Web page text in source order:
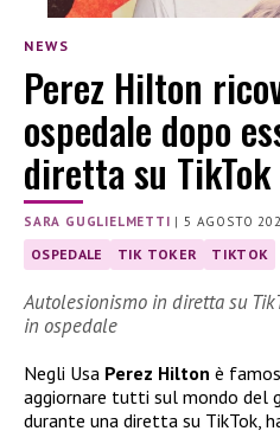
NEWS
Perez Hilton
ospedale dopo
diretta su TikTok
SARA GUGLIELMETTI |5 AGOSTO
OSPEDALE TIK TOKER TIKTOK
Autolesionismo in diretta su
in ospedale
Negli Usa Perez Hilton è
aggiornare tutti sul mondo del
durante una diretta su TikTok,